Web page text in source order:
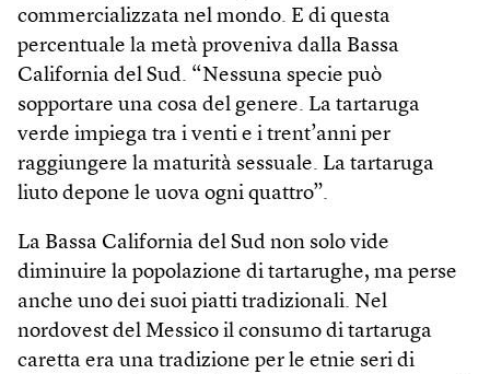
commercializzata nel mondo. E di questa
percentuale la metà proveniva dalla Bassa
California del Sud. “Nessuna specie può
sopportare una cosa del genere. La tartaruga
verde impiega tra i venti e i trent’anni per
raggiungere la maturità sessuale. La tartaruga
liuto depone le uova ogni quattro”.
La Bassa California del Sud non solo vide
diminuire la popolazione di tartarughe, ma perse
anche uno dei suoi piatti tradizionali. Nel
nordovest del Messico il consumo di tartaruga
caretta era una tradizione per le etnie seri di